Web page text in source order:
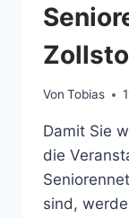
Von Tobias
Damit Sie
die
sind,